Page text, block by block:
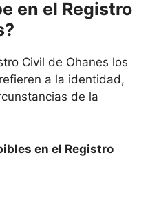
en el Registro
Civil de Ohanes los
a la identidad,
de la
en el Registro